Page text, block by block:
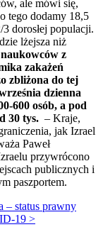
ale mówi się,
tego dodamy 18,5
dorosłej populacji.
lżejsza niż
z
zakażeń
zbliżona do tej
dzienna
600 osób, a pod
30 tys. – Kraje,
jak Izrael
Paweł
przywrócono
publicznych i
paszportem.
– status prawny
19 >